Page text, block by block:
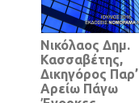
Νικόλαος Δημ.
Κασσαβέτης,
Δικηγόρος Παρ’
Αρείω Πάγω